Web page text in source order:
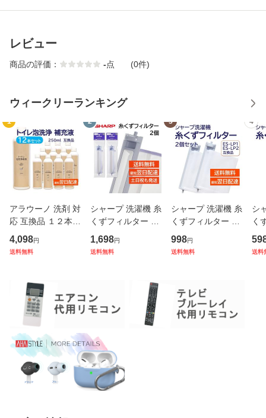
レビュー
商品の評価： -点 (0件)
ウィークリーランキング
1
アラウーノ 洗剤 対
応 互換品 １２本セ
ット トイレ 泡洗浄
リクシル 泡クッシ
50ml パナソニック
4,098円
送料無料
2
シャープ 洗濯機 糸
くずフィルター 純
正品 ES-LP3 2個セ
ット ES-LP2 ES-L
槽 衣類 交換品 正
規品 部品 パ
1,698円
送料無料
3
シャープ 洗濯機 糸
くずフィルター 互
換品 ２個セット E
S-LP2 ES-LP1 対
ルター
998円
送料無料
4
シ
く
換
送料